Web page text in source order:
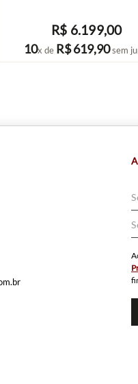
R$ 6.199,00
10x de R$619,90sem
COMPRAR